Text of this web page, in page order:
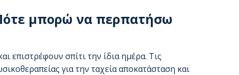
μπορώ να περπατήσω
επιστρέφουν σπίτι την ίδια ημέρα. Τις
για την ταχεία αποκατάσταση και